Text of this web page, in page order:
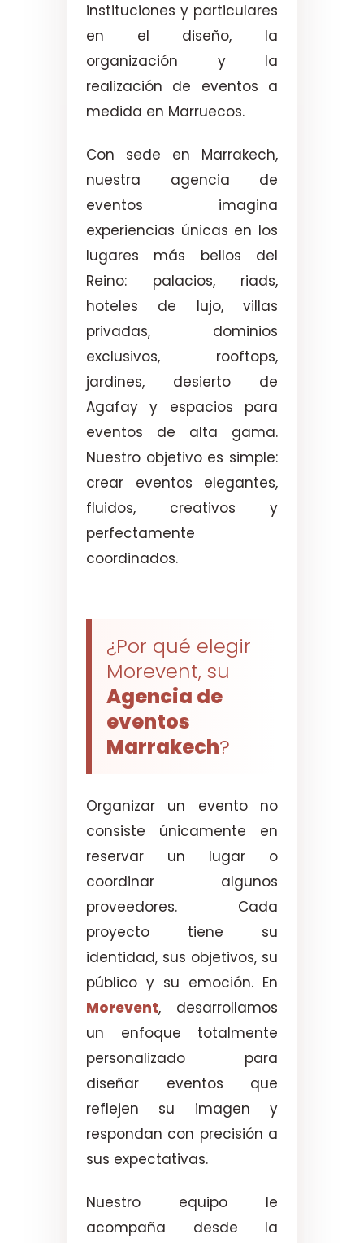
instituciones y particulares
en el diseño, la
organización y la
realización de eventos a
medida en Marruecos.
Con sede en Marrakech,
nuestra agencia de
eventos imagina
experiencias únicas en los
lugares más bellos del
Reino: palacios, riads,
hoteles de lujo, villas
privadas, dominios
exclusivos, rooftops,
jardines, desierto de
Agafay y espacios para
eventos de alta gama.
Nuestro objetivo es simple:
crear eventos elegantes,
fluidos, creativos y
perfectamente
coordinados.
¿Por qué elegir
Morevent, su
Agencia de
eventos
Marrakech?
Organizar un evento no
consiste únicamente en
reservar un lugar o
coordinar algunos
proveedores. Cada
proyecto tiene su
identidad, sus objetivos, su
público y su emoción. En
Morevent, desarrollamos
un enfoque totalmente
personalizado para
diseñar eventos que
reflejen su imagen y
respondan con precisión a
sus expectativas.
Nuestro equipo le
acompaña desde la